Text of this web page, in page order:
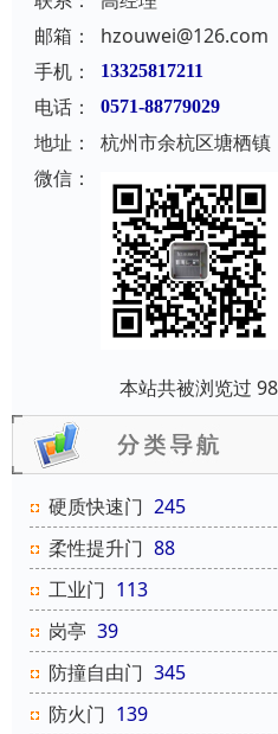
邮箱：
hzouwei@126.com
手机：
13325817211
电话： 0571-88779029
地址：
杭州市余杭区塘栖镇
微信：
本站共被浏览过
硬质快速门 245
柔性提升门 88
工业门 113
岗亭 39
防撞自由门 345
防火门 139